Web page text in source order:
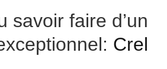
savoir faire d’un
Crel